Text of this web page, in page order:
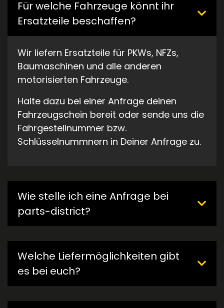
Für welche Fahrzeuge könnt ihr
Ersatzteile beschaffen?
Wir liefern Ersatzteile für PKWs, NFZs,
Baumaschinen und alle anderen
motorisierten Fahrzeuge.
Halte dazu bei einer Anfrage deinen
Fahrzeugschein bereit oder sende uns die
Fahrgestellnummer bzw.
Schlüsselnummnern in Deiner Anfrage zu.
Wie stelle ich eine Anfrage bei
parts-district?
Welche Liefermöglichkeiten gibt
es bei euch?